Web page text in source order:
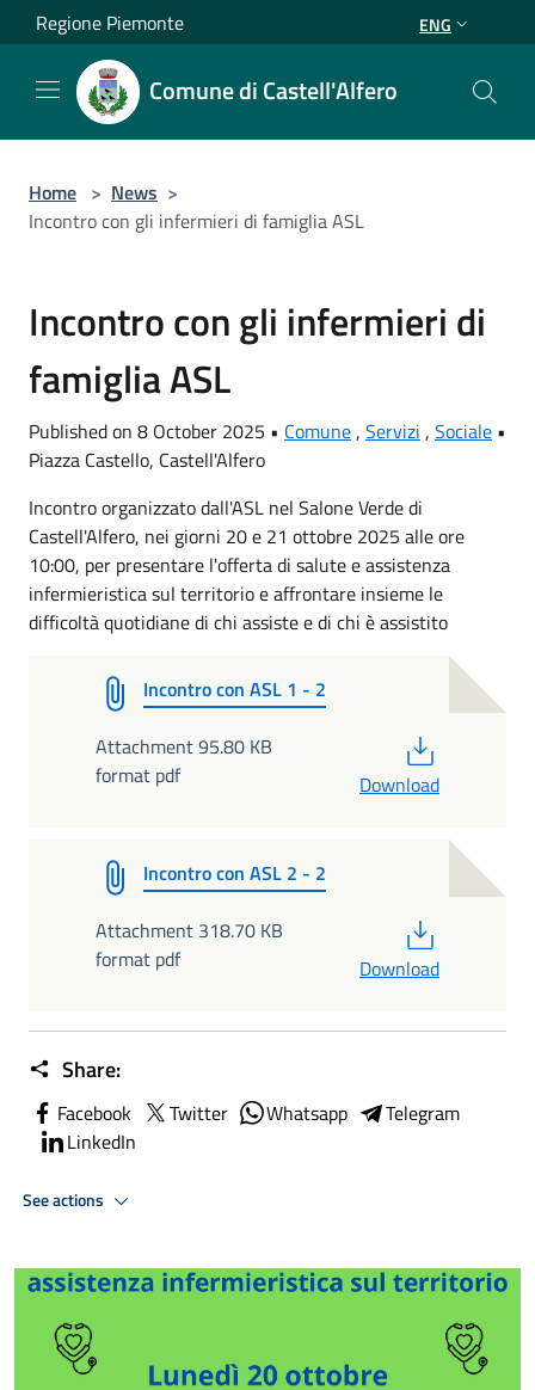
Salta al contenuto principale
Regione Piemonte ENG
Comune di Castell'Alfero
Home > News >
Incontro con gli infermieri di famiglia ASL
Incontro con gli infermieri di
famiglia ASL
Published on 8 October 2025 • Comune, Servizi , Sociale •
Piazza Castello, Castell'Alfero
Incontro organizzato dall'ASL nel Salone Verde di
Castell'Alfero, nei giorni 20 e 21 ottobre 2025 alle ore
10:00, per presentare l'offerta di salute e assistenza
infermieristica sul territorio e affrontare insieme le
difficoltà quotidiane di chi assiste e di chi è assistito
Incontro con ASL 1 - 2
Attachment 95.80 KB
format pdf
Download
Incontro con ASL 2 - 2
Attachment 318.70 KB
format pdf
Download
Share:
Facebook Twitter Whatsapp
Telegram
LinkedIn
See actions